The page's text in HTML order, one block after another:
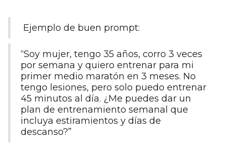
Ejemplo de buen prompt:
“Soy mujer, tengo 35 años, corro 3 veces
por semana y quiero entrenar para mi
primer medio maratón en 3 meses. No
tengo lesiones, pero solo puedo entrenar
45 minutos al día. ¿Me puedes dar un
plan de entrenamiento semanal que
incluya estiramientos y días de
descanso?”